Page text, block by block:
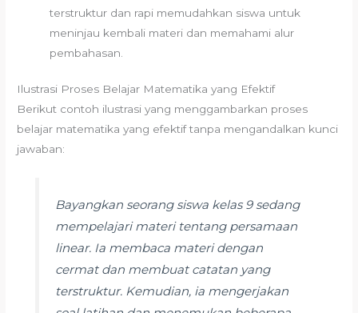
terstruktur dan rapi memudahkan siswa untuk
meninjau kembali materi dan memahami alur
pembahasan.
Ilustrasi Proses Belajar Matematika yang Efektif
Berikut contoh ilustrasi yang menggambarkan proses
belajar matematika yang efektif tanpa mengandalkan kunci
jawaban:
Bayangkan seorang siswa kelas 9 sedang
mempelajari materi tentang persamaan
linear. Ia membaca materi dengan
cermat dan membuat catatan yang
terstruktur. Kemudian, ia mengerjakan